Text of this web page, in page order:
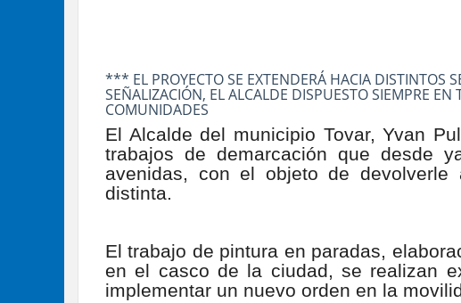
*** EL PROYECTO SE EXTENDERÁ HACIA DISTINTOS
SEÑALIZACIÓN, EL ALCALDE DISPUESTO SIEMPRE EN
COMUNIDADES
El Alcalde del municipio Tovar, Yvan
trabajos de demarcación que desde
avenidas, con el objeto de
distinta.
El trabajo de pintura en paradas,
en el casco de la ciudad, se realizan
implementar un nuevo orden en la